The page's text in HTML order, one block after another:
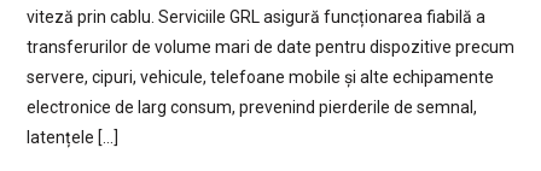
viteză prin cablu. Serviciile GRL asigură funcționarea fiabilă a
transferurilor de volume mari de date pentru dispozitive precum
servere, cipuri, vehicule, telefoane mobile și alte echipamente
electronice de larg consum, prevenind pierderile de semnal,
latențele […]